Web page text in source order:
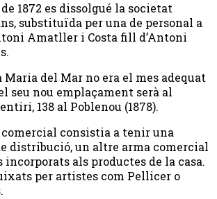
1872 es dissolgué la societat
substituïda per una de personal a
Amatller i Costa fill d’Antoni
Maria del Mar no era el mes adequat
seu nou emplaçament serà al
138 al Poblenou (1878).
consistia a tenir una
distribució, un altre arma comercial
incorporats als productes de la casa.
per artistes com Pellicer o